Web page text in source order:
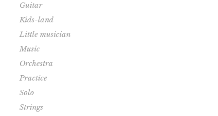
Guitar
Kids-land
Little musician
Music
Orchestra
Practice
Solo
Strings